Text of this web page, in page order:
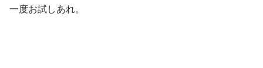
一度お試しあれ。